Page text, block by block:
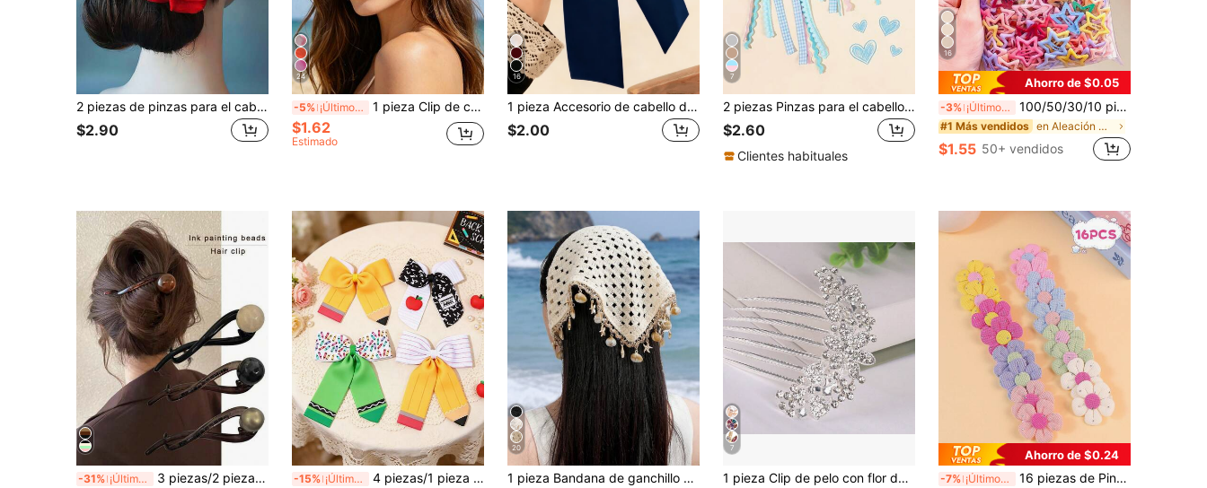
2 piezas de pinzas para el cabello con flores de rosa artificiales, moda romántica y dulce, decoración esencial para vacaciones, parejas, fiestas y bailes de graduación
$2.90
24
-5% ¡Últimos 3 días 1 pieza Clip de cabello con flor de lirio falsa naranja dulce, pasador lateral femenino, accesorio de cabello tipo hada para sesiones de fotos y disfraces para mujeres, garras de cabello, clips para el cabello
$1.62
Estimado
16
1 pieza Accesorio de cabello de terciopelo, Clip de cabello con lazo de cola larga, Clip de cabello lindo para cola de caballo, Clip de cocodrilo para mujer, Regalo de Navidad azul marino, Clip de garra, Clip de cabello, Pasador de cabello, Accesorios para la cabeza, Accesorios para el cabello para mujer, Pasador de cabello
$2.00
7
2 piezas Pinzas para el cabello con lazo y borla para niñas, pinzas de cocodrilo a cuadros, pinzas de tela rosa, pinzas de borla multicapa, adecuadas para uso diario, regalo para niñas, accesorios para el cabello, accesorios para el cabello de adolescentes, accesorios para el cabello de niñas, regalo para niñas
$2.60
Clientes habituales
16
Ahorro de $0.05
-3% ¡Últimos 3 días 100/50/30/10 piezas Lindos clips de estrella de cinco puntas estilo Y2K, clips de cabello coloridos, accesorios básicos para el cabello - Adecuados para niñas, uso diario en la escuela, fiestas, deportes, estética
#1 Más vendidos en Aleación De Hierro Accesorios para el cabello d
$1.55 50+ vendidos
-31% ¡Últimos 3 días 3 piezas/2 piezas/1 pieza Pinza de pelo recta de perla color café vintage, nueva pinza de pelo retorcida de alta gama, adecuada para el uso diario de las mujeres, peinado de recogido, accesorio de pelo elegante y sencillo para primavera y verano -15% ¡Últimos 3 días 4 piezas/1 pieza Clips para el cabello con rayas de lápiz y lazo de manzana para volver a la escuela, pasadores de cabello multicolor, barrettas, Día del Maestro, regalo de accesorios para el cabello para niñas para uso diario en la escuela
20
1 pieza Bandana de ganchillo estilo boho beige con flecos de concha & estrella de mar, envoltura de cabeza para vacaciones en la playa, estilo costero
7
1 pieza Clip de pelo con flor de 6 pétalos y 7 dientes, peine para el cabello, accesorio para el cabello, peine elegante de cristal para el flequillo, peines de estilo vintage para el lateral del cabello, boda, regalos para damas de honor, looks de fiesta, accesorios para el cabello, accesorios para la cabeza, accesorio para el cabello de novia
Ahorro de $0.24
-7% ¡Últimos 3 días 16 piezas de Pinzas para el cabello con flores de colores y decoración de rhinestones, accesorios de cabello versátiles para niñas y adolescentes, gran opción de regalo